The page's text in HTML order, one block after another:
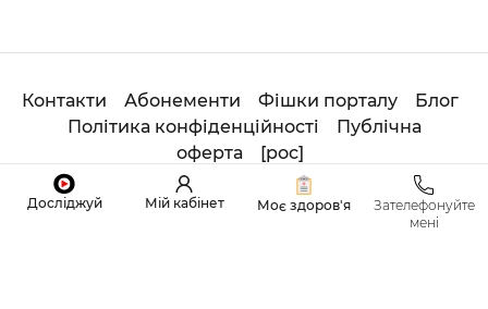
Досліджуй Мій кабінет Моє здоров'я
Зателефонуйте
мені
Контакти Абонементи Фішки порталу
Блог
Політика конфіденційності
Публічна
оферта
[рос]
© 2020 СтудіяОНЛАЙН ADHOYOGA. All Rights